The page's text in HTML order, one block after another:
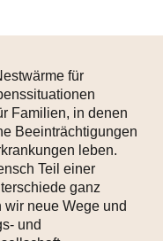
für
Familien, in denen
Beeinträchtigungen
leben.
Teil einer
ganz
neue Wege und
und